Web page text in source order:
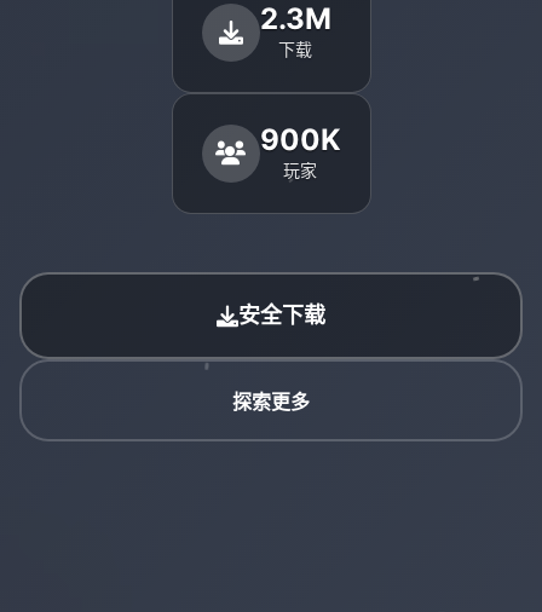
2.3M
下载
900K
玩家
安全下载
探索更多